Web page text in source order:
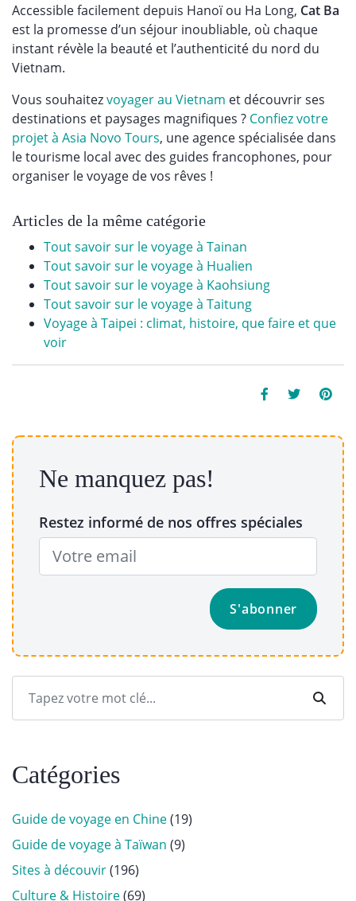
Accessible facilement depuis Hanoï ou Ha Long, Cat Ba
est la promesse d’un séjour inoubliable, où chaque
instant révèle la beauté et l’authenticité du nord du
Vietnam.
Vous souhaitezvoyager au Vietnam et découvrir ses
destinations et paysages magnifiques ? Confiez votre
projet à Asia Novo Tours, une agence spécialisée dans
le tourisme local avec des guides francophones, pour
organiser le voyage de vos rêves !
Articles de la même catégorie
Tout savoir sur le voyage à Tainan
Tout savoir sur le voyage à Hualien
Tout savoir sur le voyage à Kaohsiung
Tout savoir sur le voyage à Taitung
Voyage à Taipei : climat, histoire, que faire et que
voir
Ne manquez pas!
Restez informé de nos offres spéciales
Catégories
Guide de voyage en Chine(19)
Guide de voyage à Taïwan (9)
Sites à découvir(196)
Culture & Histoire(69)